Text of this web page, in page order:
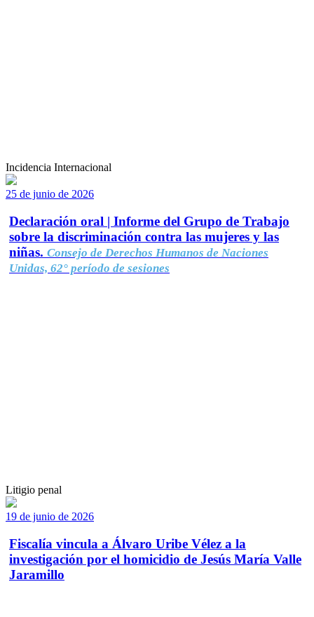
Incidencia Internacional
25 de junio de 2026
Declaración oral | Informe del Grupo de Trabajo
sobre la discriminación contra las mujeres y las
niñas. Consejo de Derechos Humanos de Naciones
Unidas, 62° período de sesiones
Litigio penal
19 de junio de 2026
Fiscalía vincula a Álvaro Uribe Vélez a la
investigación por el homicidio de Jesús María Valle
Jaramillo